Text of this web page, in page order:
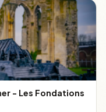
- Les Fondations